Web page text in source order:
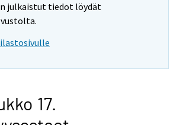
julkaistut tiedot löydät
17.